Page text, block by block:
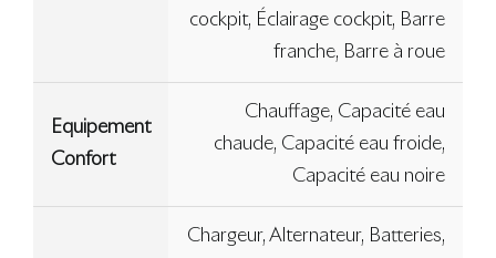
cockpit, Éclairage cockpit, Barre
franche, Barre à roue
Equipement
Confort
Chauffage, Capacité eau
chaude, Capacité eau froide,
Capacité eau noire
Chargeur, Alternateur, Batteries,